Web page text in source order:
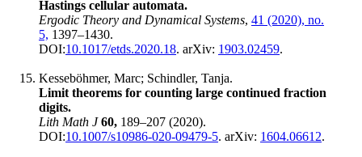
Hastings cellular automata.
Ergodic Theory and Dynamical Systems, 41 (2020), no.
5, 1397–1430.
DOI:10.1017/etds.2020.18. arXiv: 1903.02459.
Kesseböhmer, Marc; Schindler, Tanja.
Limit theorems for counting large continued fraction
digits.
Lith Math J 60, 189–207 (2020).
DOI:10.1007/s10986-020-09479-5. arXiv: 1604.06612.